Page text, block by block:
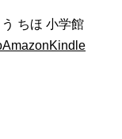
ちほ 小学館
AmazonKindle